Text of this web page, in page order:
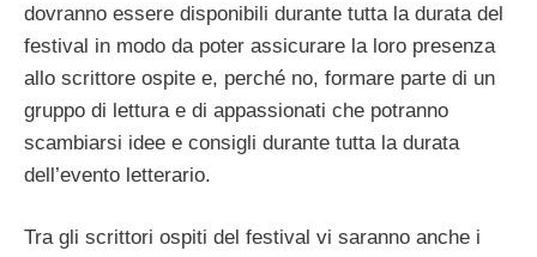
dovranno essere disponibili durante tutta la durata del
festival in modo da poter assicurare la loro presenza
allo scrittore ospite e, perché no, formare parte di un
gruppo di lettura e di appassionati che potranno
scambiarsi idee e consigli durante tutta la durata
dell’evento letterario.
Tra gli scrittori ospiti del festival vi saranno anche i